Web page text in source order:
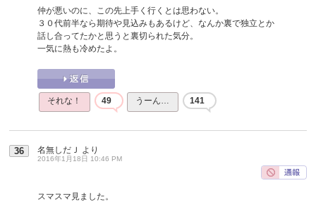
仲が悪いのに、この先上手く行くとは思わない。
３０代前半なら期待や見込みもあるけど、なんか裏で独立とか
話し合ってたかと思うと裏切られた気分。
一気に熱も冷めたよ。
それな！ 49 うーん… 141
36 名無しだＪ より
2016年1月18日 10:46 PM
スマスマ見ました。